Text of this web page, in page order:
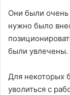
Они были очень
нужно было
были увлечены.
Для некоторых
уволиться с